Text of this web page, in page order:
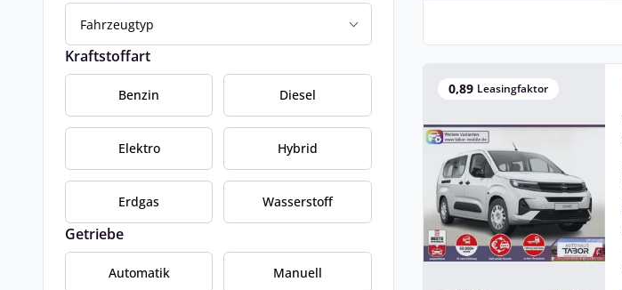
Fahrzeugtyp
Kraftstoffart
Benzin Diesel
Elektro Hybrid
Erdgas Wasserstoff
Getriebe
Automatik Manuell
0,89 Leasingfaktor